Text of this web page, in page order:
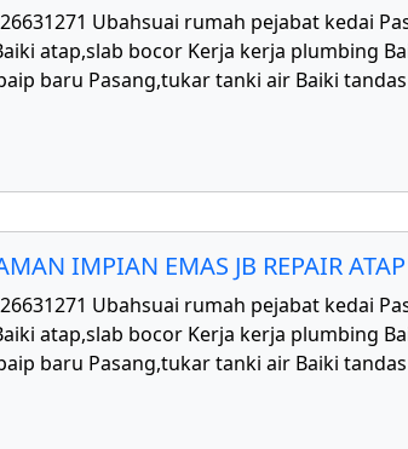
Ubahsuai rumah pejabat kedai
atap,slab bocor Kerja kerja plumbing
baru Pasang,tukar tanki air Baiki
IMPIAN EMAS JB REPAIR
Ubahsuai rumah pejabat kedai
atap,slab bocor Kerja kerja plumbing
baru Pasang,tukar tanki air Baiki